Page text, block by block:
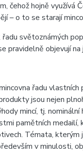
čehož hojně využívá
– o to se starají
světoznámých
pravidelně objevují na
řadu
jsou nejen
mincí, tj.
pamětních medailí,
Témata, kterým
v minulosti,